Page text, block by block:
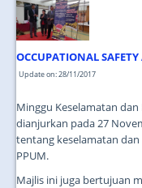
OCCUPATIONAL
Update on: 28/11/2017
Minggu Keselamatan
dianjurkan pada 27
tentang keselamatan
PPUM.
Majlis ini juga bertujuan